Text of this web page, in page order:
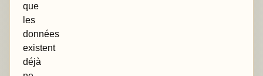
que
les
données
existent
déjà